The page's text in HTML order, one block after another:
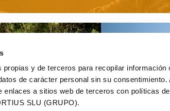
y de terceros para recopilar información
de carácter personal sin su
enlaces a sitios web de terceros con políticas
SLU (GRUPO).